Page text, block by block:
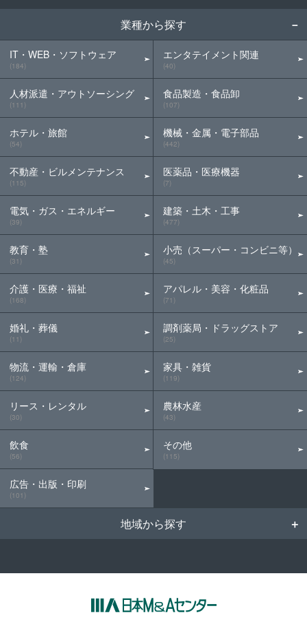
業種から探す
IT・WEB・ソフトウェア
(184)
人材派遣・アウトソーシング
(111)
ホテル・旅館
(54)
不動産・ビルメンテナンス
(115)
電気・ガス・エネルギー
(39)
教育・塾
(31)
介護・医療・福祉
(168)
婚礼・葬儀
(11)
物流・運輸・倉庫
(124)
リース・レンタル
(30)
飲食
(56)
広告・出版・印刷
(101)
エンタテイメント関連
(40)
食品製造・食品卸
(107)
機械・金属・電子部品
(442)
医薬品・医療機器
(7)
建築・土木・工事
(477)
小売（スーパー・コンビニ等）
(45)
アパレル・美容・化粧品
(71)
調剤薬局・ドラッグストア
(25)
家具・雑貨
(119)
農林水産
(43)
その他
(115)
地域から探す